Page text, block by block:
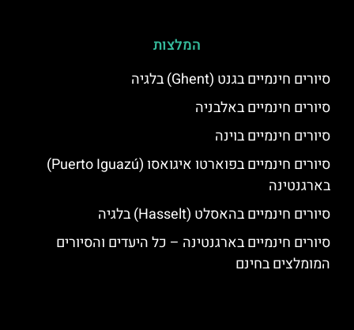
המלצות
סיורים חינמיים בגנט (Ghent) בלגיה
סיורים חינמיים באלבניה
סיורים חינמיים בוינה
סיורים חינמיים בפוארטו איגואסו (Puerto Iguazú)
בארגנטינה
סיורים חינמיים בהאסלט (Hasselt) בלגיה
סיורים חינמיים בארגנטינה – כל היעדים והסיורים
המומלצים בחינם